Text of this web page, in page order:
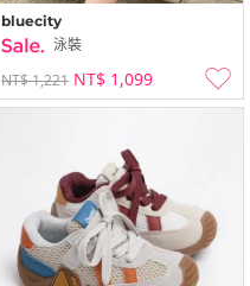
bluecity
泳裝
NT$ 1,221 NT$ 1,099